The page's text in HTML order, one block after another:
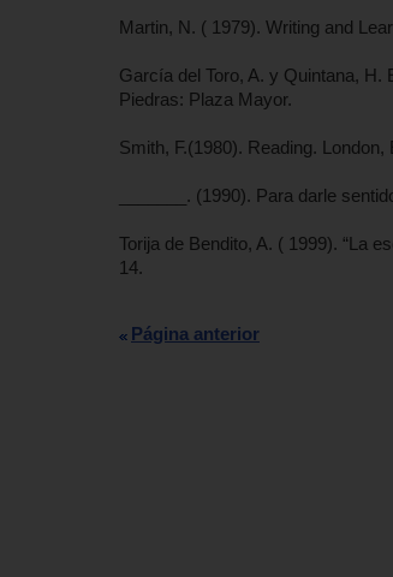
Martin, N. ( 1979). Writing and
García del Toro, A. y Quintana,
Piedras: Plaza Mayor.
Smith, F.(1980). Reading.
_______. (1990). Para darle
Torija de Bendito, A. ( 1999). “La
14.
Página anterior